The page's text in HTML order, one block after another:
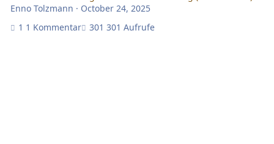
Enno Tolzmann · October 24, 2025
1 Kommentar
301 Aufrufe